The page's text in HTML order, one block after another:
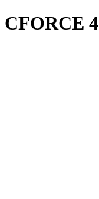
CFORCE